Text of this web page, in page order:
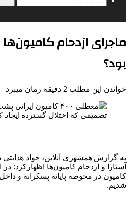
ماجرای ازدحام کامیون‌ها
بود؟
خواندن این مطلب 2 دقیقه زمان میبرد
به گزارش همشهری آنلاین، جواد هدایتی
کامیون در محوطه پایانه پسکرانه و
شدیم.